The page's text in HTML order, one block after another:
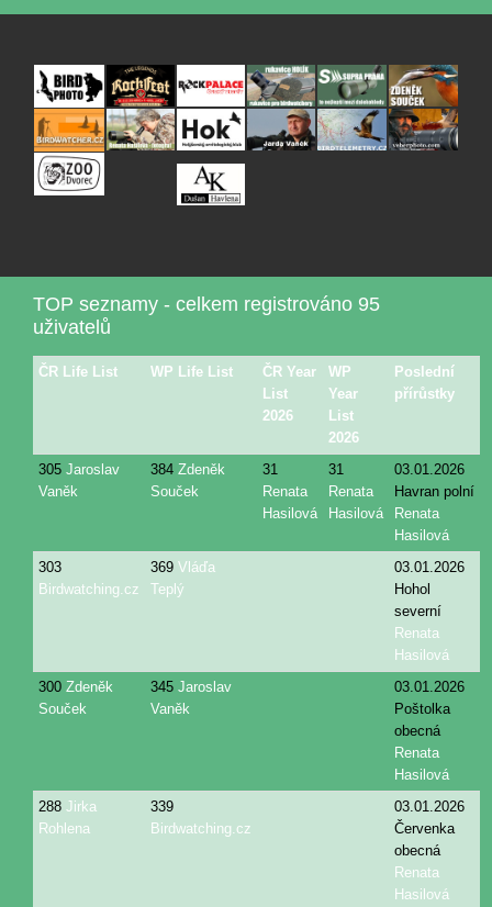
TOP seznamy - celkem registrováno 95
uživatelů
ČR Life List WP Life List
ČR Year
List
2026
WP
Year
List
2026
Poslední
přírůstky
305 Jaroslav
Vaněk
384 Zdeněk
Souček
31
Renata
Hasilová
31
Renata
Hasilová
03.01.2026
Havran polní
Renata
Hasilová
303
Birdwatching.cz
369 Vláďa
Teplý
03.01.2026
Hohol
severní
Renata
Hasilová
300 Zdeněk
Souček
345 Jaroslav
Vaněk
03.01.2026
Poštolka
obecná
Renata
Hasilová
288 Jirka
Rohlena
339
Birdwatching.cz
03.01.2026
Červenka
obecná
Renata
Hasilová